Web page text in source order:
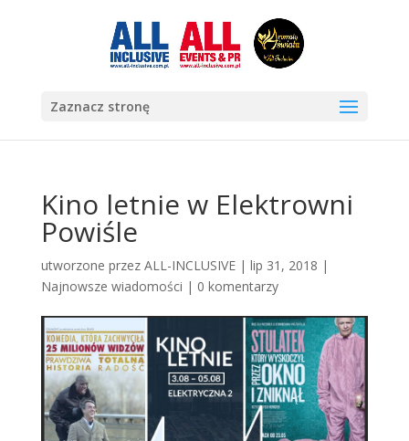
Zaznacz stronę
Kino letnie w Elektrowni
Powiśle
utworzone przez ALL-INCLUSIVE| lip 31, 2018 |
Najnowsze wiadomości | 0 komentarzy